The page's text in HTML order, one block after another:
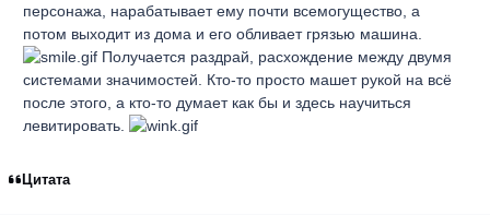
персонажа, нарабатывает ему почти всемогущество, а
потом выходит из дома и его обливает грязью машина.
Получается раздрай, расхождение между двумя
системами значимостей. Кто-то просто машет рукой на всё
после этого, а кто-то думает как бы и здесь научиться
левитировать.
Цитата